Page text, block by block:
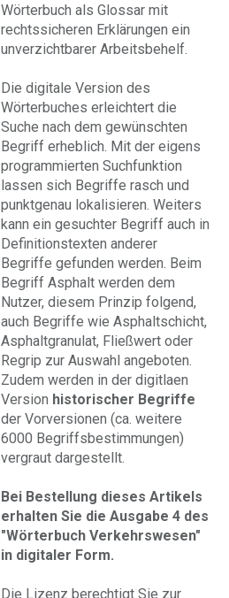
Wörterbuch als Glossar mit
rechtssicheren Erklärungen ein
unverzichtbarer Arbeitsbehelf.
Die digitale Version des
Wörterbuches erleichtert die
Suche nach dem gewünschten
Begriff erheblich. Mit der eigens
programmierten Suchfunktion
lassen sich Begriffe rasch und
punktgenau lokalisieren. Weiters
kann ein gesuchter Begriff auch in
Definitionstexten anderer
Begriffe gefunden werden. Beim
Begriff Asphalt werden dem
Nutzer, diesem Prinzip folgend,
auch Begriffe wie Asphaltschicht,
Asphaltgranulat, Fließwert oder
Regrip zur Auswahl angeboten.
Zudem werden in der digitlaen
Version historischer Begriffe
der Vorversionen (ca. weitere
6000 Begriffsbestimmungen)
vergraut dargestellt.
Bei Bestellung dieses Artikels
erhalten Sie die Ausgabe 4 des
"Wörterbuch Verkehrswesen"
in digitaler Form.
Die Lizenz berechtigt Sie zur